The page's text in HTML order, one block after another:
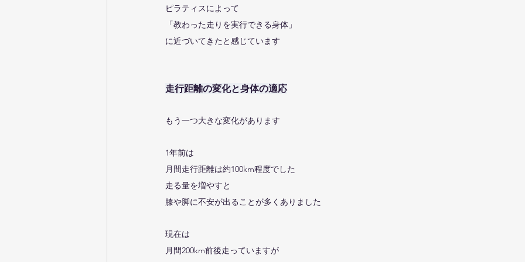
ピラティスによって
「教わった走りを実行できる身体」
に近づいてきたと感じています
走行距離の変化と身体の適応
もう一つ大きな変化があります
1年前は
月間走行距離は約100km程度でした
走る量を増やすと
膝や脚に不安が出ることが多くありました
現在は
月間200km前後走っていますが